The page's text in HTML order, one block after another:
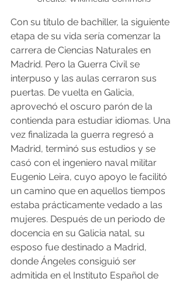
Con su título de bachiller, la siguiente
etapa de su vida sería comenzar la
carrera de Ciencias Naturales en
Madrid. Pero la Guerra Civil se
interpuso y las aulas cerraron sus
puertas. De vuelta en Galicia,
aprovechó el oscuro parón de la
contienda para estudiar idiomas. Una
vez finalizada la guerra regresó a
Madrid, terminó sus estudios y se
casó con el ingeniero naval militar
Eugenio Leira, cuyo apoyo le facilitó
un camino que en aquellos tiempos
estaba prácticamente vedado a las
mujeres. Después de un periodo de
docencia en su Galicia natal, su
esposo fue destinado a Madrid,
donde Ángeles consiguió ser
admitida en el Instituto Español de